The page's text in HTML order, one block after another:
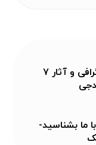
معرفی نویسندگان سنندجی-بیوگرافی و آثار ۷
ما بشناسید-